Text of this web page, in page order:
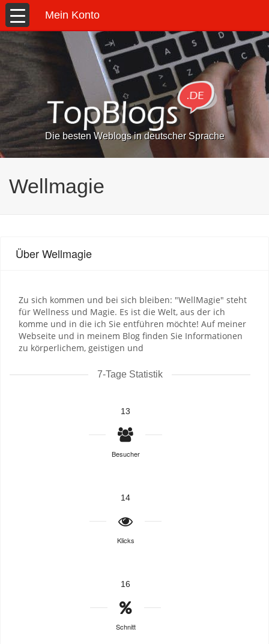
Mein Konto
Die besten Weblogs in deutscher Sprache
Wellmagie
Über Wellmagie
Zu sich kommen und bei sich bleiben: "WellMagie" steht
für Wellness und Magie. Es ist die Welt, aus der ich
komme und in die ich Sie entführen möchte! Auf meiner
Webseite und in meinem Blog finden Sie Informationen
zu körperlichem, geistigen und
7-Tage Statistik
13
Besucher
14
Klicks
16
Schnitt